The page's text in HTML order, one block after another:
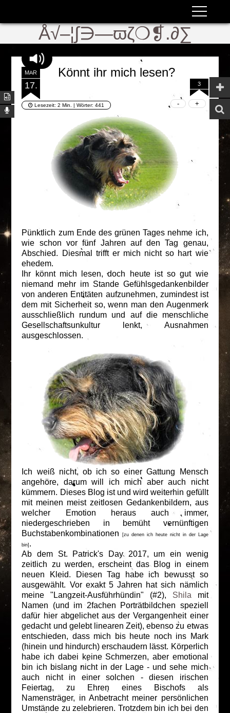
Å√–¦∫∋—ϖζ❍❡.∂∑
MÄR
17.
Könnt ihr mich lesen?
3
Lesezeit:2 Min. | Wörter:441
Pünktlich zum Ende des grünen Tages nehme ich,
wie schon vor fünf Jahren auf den Tag genau,
Abschied. Diesmal trifft er mich nicht so hart wie
ehedem.
Ihr könnt mich lesen, doch heute ist so gut wie
niemand mehr im Stande Gefühlsgedankenbilder
von anderen Entitäten aufzunehmen, zumindest ist
dem mit Sicherheit so, wenn man den Augenmerk
ausschließlich rundum und auf die menschliche
Gesellschaftsunkultur lenkt, Ausnahmen
ausgeschlossen.
Ich weiß nicht, ob ich so einer Gattung Mensch
angehöre, darum will ich mich aber auch nicht
kümmern. Dieses Blog ist und wird weiterhin gefüllt
mit meinen meist zeitlosen Gedankenbildern, aus
welcher Emotion heraus auch immer,
niedergeschrieben in bemüht vernünftigen
Buchstabenkombinationen[zu denen ich heute nicht in der Lage
bin] .
Ab dem St. Patrick's Day 2017, um ein wenig
zeitlich zu werden, erscheint das Blog in einem
neuen Kleid. Diesen Tag habe ich bewusst so
ausgewählt. Vor exakt 5 Jahren hat sich nämlich
meine "Langzeit-Ausführhündin" (#2), Shila mit
Namen (und im 2fachen Porträtbildchen speziell
dafür hier abgelichet aus der Vergangenheit einer
gedacht und gelebt linearen Zeit), ebenso zu etwas
entschieden, dass mich bis heute noch ins Mark
(hinein und hindurch) erschaudern lässt. Körperlich
habe ich dabei keine Schmerzen, aber emotional
bin ich bislang nicht in der Lage - und sehe mich
auch nicht in einer solchen - diesen irischen
Feiertag, zu Ehren eines Bischofs als
Namensträger, in Anbetracht meiner persönlichen
Umstände zu zelebrieren. Trotzdem bin ich bei den